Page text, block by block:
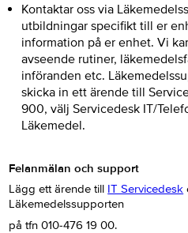
Kontaktar oss via
utbildningar specifikt till er
information på er enhet. Vi
avseende rutiner,
införanden etc.
skicka in ett ärende till
900, välj Servicedesk IT/
Läkemedel.
Felanmälan och support
Lägg ett ärende till IT Servicedesk
Läkemedelssupporten
på tfn 010-476 19 00.